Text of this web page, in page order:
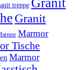
treppe Granit
Granit
Marmor
Tische
Marmor